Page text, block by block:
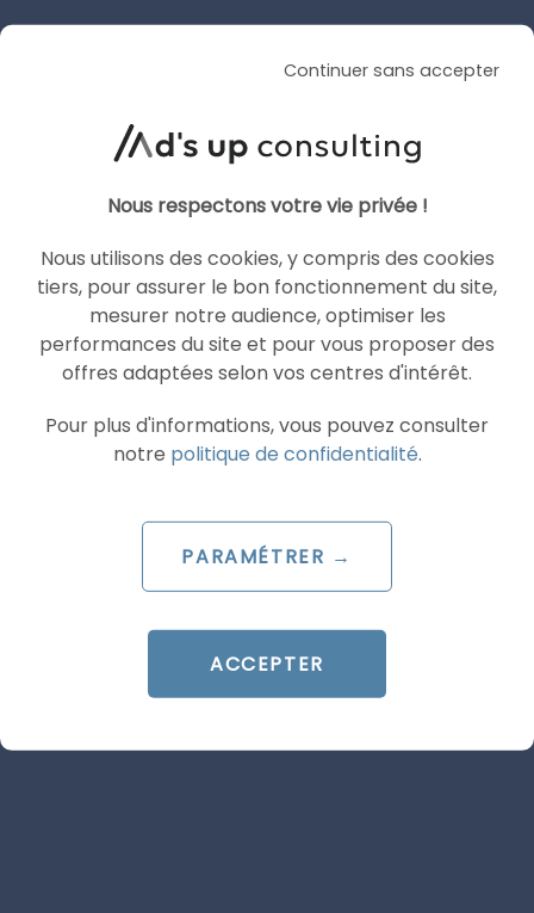
ARTICLE DE BLOG
AI Overviews et Mode IA
arrivent en France
Le 30 juin 2026
Guillaume
GOOGLE ADS
Continuer sans accepter
Nous respectons votre vie privée !
Nous utilisons des cookies, y compris des cookies
tiers, pour assurer le bon fonctionnement du site,
mesurer notre audience, optimiser les
performances du site et pour vous proposer des
offres adaptées selon vos centres d'intérêt.
Pour plus d'informations, vous pouvez consulter
notre politique de confidentialité.
PARAMÉTRER →
ACCEPTER